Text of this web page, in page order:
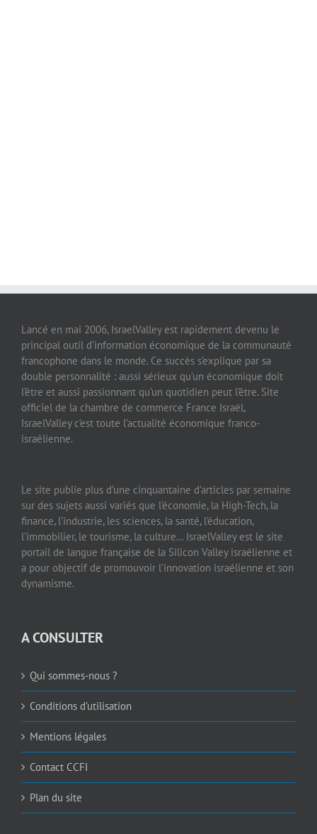
Lancé en mai 2006, IsraelValley est rapidement devenu le
principal outil d’information économique de la communauté
francophone dans le monde. Ce succès s’explique par sa
double personnalité : aussi sérieux qu’un économique doit
l’être et aussi passionnant qu’un quotidien peut l’être. Site
officiel de la chambre de commerce France Israël,
IsraelValley c’est toute l’actualité économique franco-
israélienne.
Le site publie plus d’une cinquantaine d’articles par semaine
sur des sujets aussi variés que l’économie, la High-Tech, la
finance, l’industrie, les sciences, la santé, l’éducation,
l’immobilier, le tourisme, la culture… IsraelValley est le site
portail de langue française de la Silicon Valley israélienne et
a pour objectif de promouvoir l’innovation israélienne et son
dynamisme.
A CONSULTER
Qui sommes-nous ?
Conditions d’utilisation
Mentions légales
Contact CCFI
Plan du site